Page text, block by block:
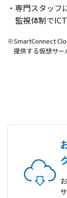
専門スタッフ
監視体制で
※SmartConnect
提供する仮想サー